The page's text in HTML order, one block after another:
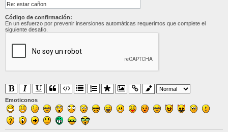
Código de confirmación:
En un esfuerzo por prevenir insersiones automáticas requerimos que complete el
siguiente desafio.
Emoticonos